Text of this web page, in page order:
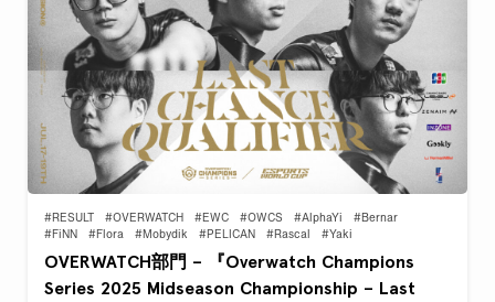
#RESULT #OVERWATCH #EWC #OWCS #AlphaYi
#Bernar
#FiNN
#Flora #Mobydik #PELICAN #Rascal #Yaki
OVERWATCH部門 – 『Overwatch Champions
Series 2025 Midseason Championship – Last